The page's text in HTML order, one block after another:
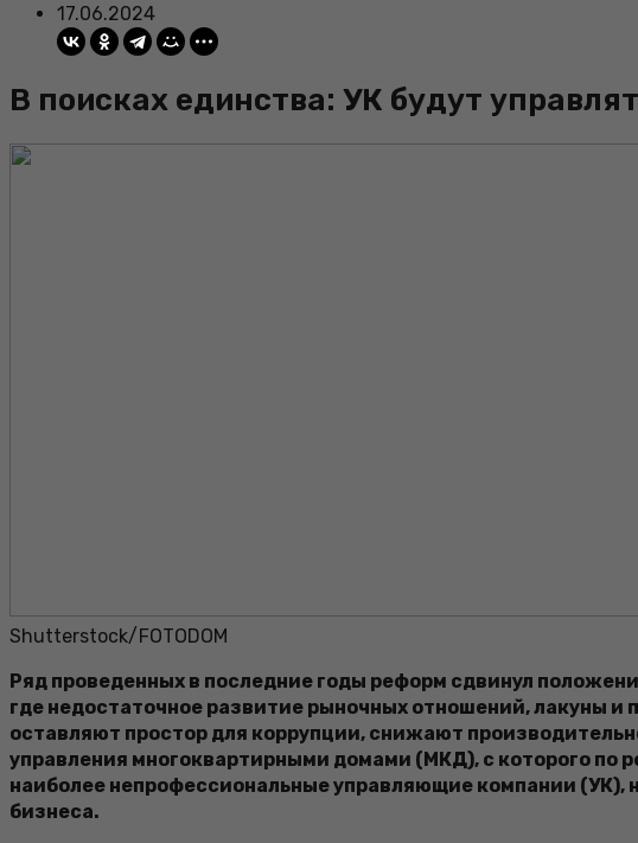
17.06.2024
В поисках единства: УК будут
Shutterstock/FOTODOM
Ряд проведенных в последние годы реформ сдвинул
где недостаточное развитие рыночных отношений, лакуны
оставляют простор для коррупции, снижают
управления многоквартирными домами (МКД), с которого по
наиболее непрофессиональные управляющие компании (УК),
бизнеса.